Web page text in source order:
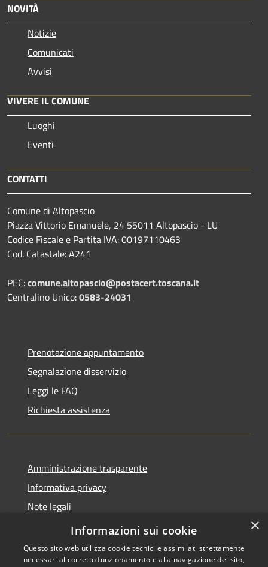
NOVITÀ
Notizie
Comunicati
Avvisi
VIVERE IL COMUNE
Luoghi
Eventi
CONTATTI
Comune di Altopascio
Piazza Vittorio Emanuele, 24 55011 Altopascio - LU
Codice Fiscale e Partita IVA: 00197110463
Cod. Catastale: A241
PEC:comune.altopascio@postacert.toscana.it
Centralino Unico:0583-24031
Prenotazione appuntamento
Segnalazione disservizio
Leggi le FAQ
Richiesta assistenza
Amministrazione trasparente
Informativa privacy
Note legali
Dichiarazione di accessibilità
×
Informazioni sui cookie
Questo sito web utilizza cookie tecnici e assimilati strettamente
necessari al corretto funzionamento e alla navigazione del sito,